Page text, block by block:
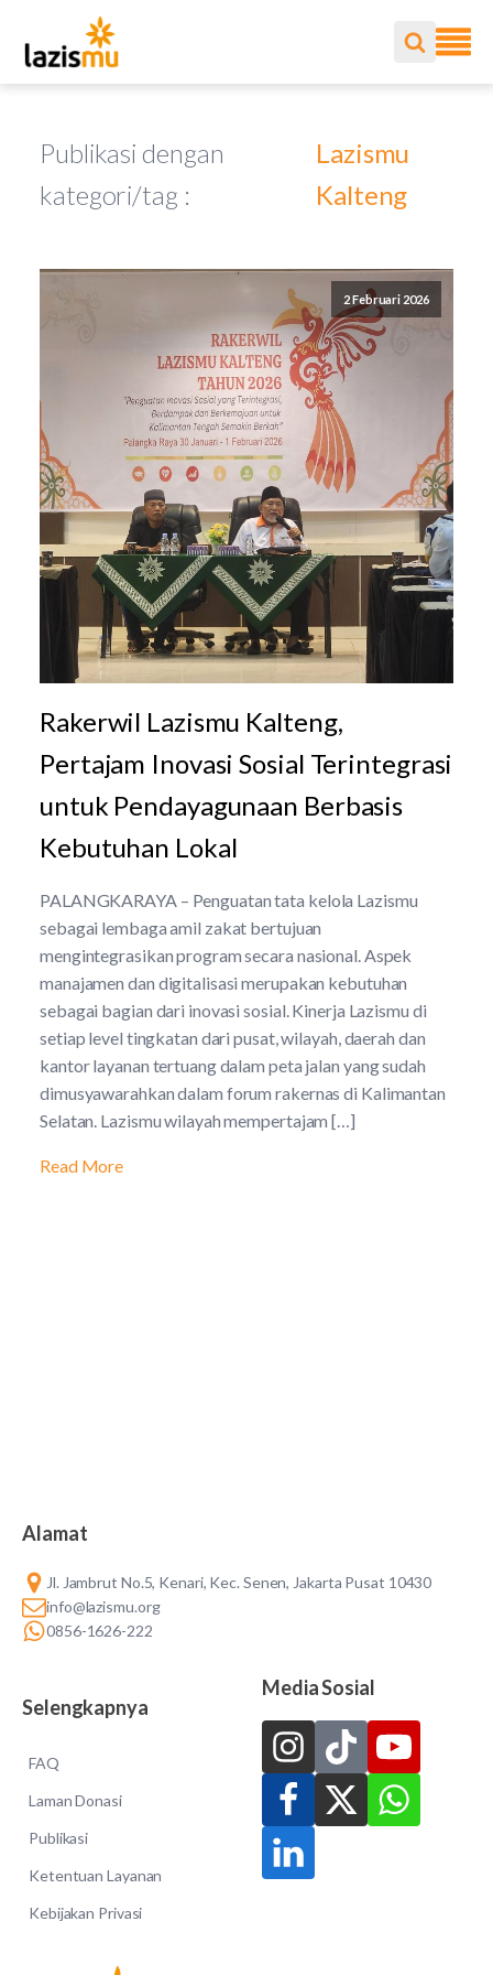
Publikasi dengan
kategori/tag :
Lazismu
Kalteng
2 Februari 2026
Rakerwil Lazismu Kalteng,
Pertajam Inovasi Sosial Terintegrasi
untuk Pendayagunaan Berbasis
Kebutuhan Lokal
PALANGKARAYA – Penguatan tata kelola Lazismu
sebagai lembaga amil zakat bertujuan
mengintegrasikan program secara nasional. Aspek
manajamen dan digitalisasi merupakan kebutuhan
sebagai bagian dari inovasi sosial. Kinerja Lazismu di
setiap level tingkatan dari pusat, wilayah, daerah dan
kantor layanan tertuang dalam peta jalan yang sudah
dimusyawarahkan dalam forum rakernas di Kalimantan
Selatan. Lazismu wilayah mempertajam […]
Read More
Alamat
Jl. Jambrut No.5, Kenari, Kec. Senen, Jakarta Pusat 10430
info@lazismu.org
0856-1626-222
Selengkapnya
FAQ
Laman Donasi
Publikasi
Ketentuan Layanan
Kebijakan Privasi
Media Sosial